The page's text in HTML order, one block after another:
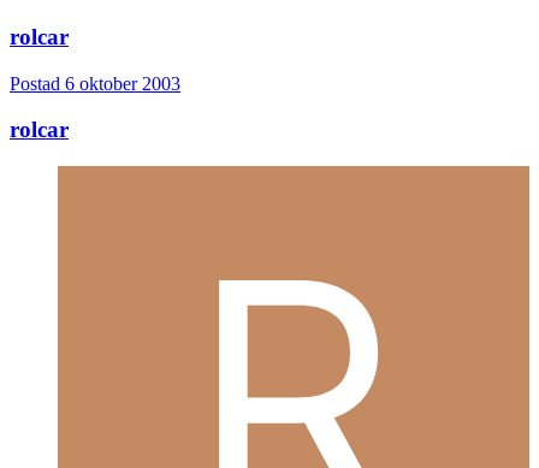
rolcar
Postad 6 oktober 2003
rolcar